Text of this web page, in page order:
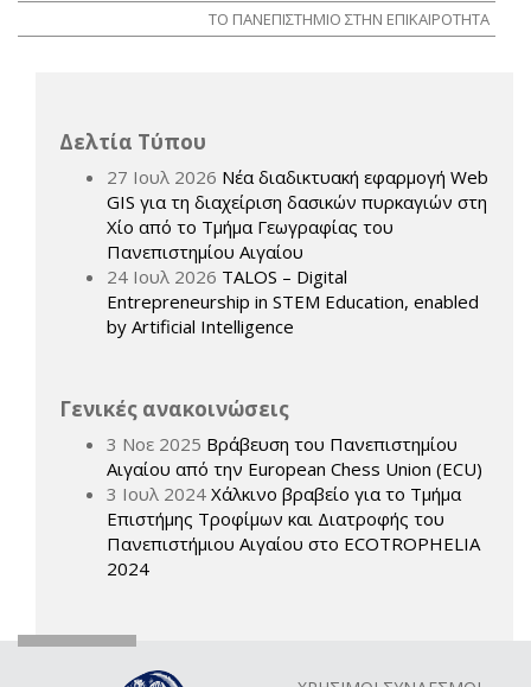
ΤΟ ΠΑΝΕΠΙΣΤΗΜΙΟ ΣΤΗΝ ΕΠΙΚΑΙΡΟΤΗΤΑ
Δελτία Τύπου
27 Ιουλ 2026 Νέα διαδικτυακή εφαρμογή Web
GIS για τη διαχείριση δασικών πυρκαγιών στη
Χίο από το Τμήμα Γεωγραφίας του
Πανεπιστημίου Αιγαίου
24 Ιουλ 2026 TALOS – Digital
Entrepreneurship in STEM Education, enabled
by Artificial Intelligence
Γενικές ανακοινώσεις
3 Νοε 2025 Βράβευση του Πανεπιστημίου
Αιγαίου από την European Chess Union (ECU)
3 Ιουλ 2024 Χάλκινο βραβείο για το Τμήμα
Επιστήμης Τροφίμων και Διατροφής του
Πανεπιστήμιου Αιγαίου στο ECOTROPHELIA
2024